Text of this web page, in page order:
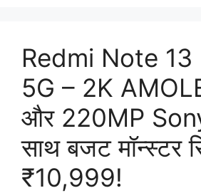
Redmi Note 13
5G – 2K
और 220MP
साथ बजट मॉन्स्टर
₹10,999!